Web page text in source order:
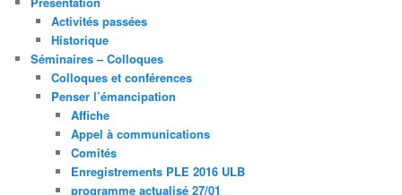
Activités passées
Historique
Séminaires – Colloques
Colloques et conférences
Penser l’émancipation
Affiche
Appel à communications
Comités
Enregistrements PLE 2016 ULB
programme actualisé 27/01